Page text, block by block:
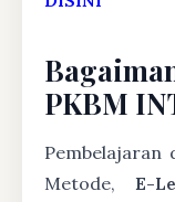
PKBM
Pembelajaran
Metode,E-